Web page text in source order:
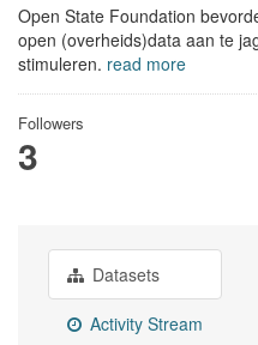
Open State Foundation
open (overheids)data aan te
stimuleren. read more
Followers
3
Datasets
Activity Stream